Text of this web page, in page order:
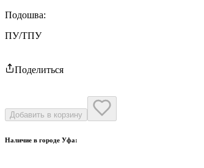
Подошва:
ПУ/ТПУ
Поделиться
Добавить в корзину
Наличие в городе Уфа: